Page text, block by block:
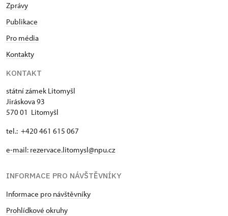
Zprávy
Publikace
Pro média
Kontakty
KONTAKT
státní zámek Litomyšl
Jiráskova 93
570 01 Litomyšl
tel.: +420 461 615 067
e-mail: rezervace.litomysl@npu.cz
INFORMACE PRO NÁVŠTĚVNÍKY
Informace pro návštěvníky
Prohlídkové okruhy